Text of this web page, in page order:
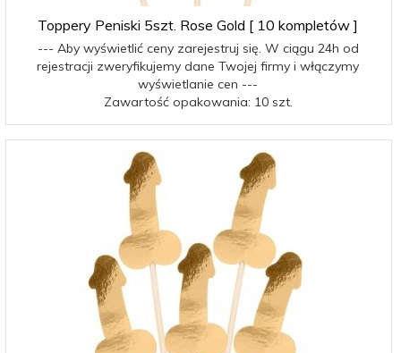
Toppery Peniski 5szt. Rose Gold [ 10 kompletów ]
--- Aby wyświetlić ceny zarejestruj się. W ciągu 24h od
rejestracji zweryfikujemy dane Twojej firmy i włączymy
wyświetlanie cen ---
Zawartość opakowania: 10 szt.